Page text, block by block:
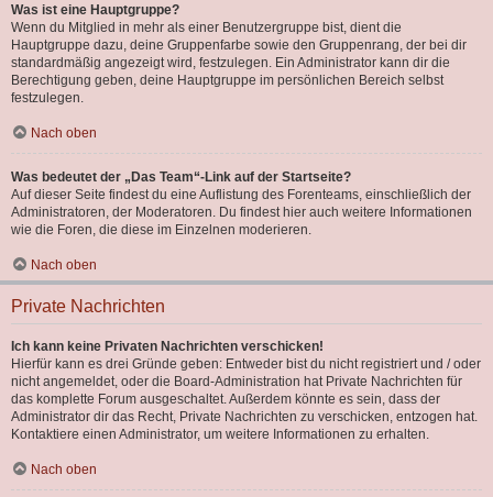
Was ist eine Hauptgruppe?
Wenn du Mitglied in mehr als einer Benutzergruppe bist, dient die
Hauptgruppe dazu, deine Gruppenfarbe sowie den Gruppenrang, der bei dir
standardmäßig angezeigt wird, festzulegen. Ein Administrator kann dir die
Berechtigung geben, deine Hauptgruppe im persönlichen Bereich selbst
festzulegen.
Nach oben
Was bedeutet der „Das Team“-Link auf der Startseite?
Auf dieser Seite findest du eine Auflistung des Forenteams, einschließlich der
Administratoren, der Moderatoren. Du findest hier auch weitere Informationen
wie die Foren, die diese im Einzelnen moderieren.
Nach oben
Private Nachrichten
Ich kann keine Privaten Nachrichten verschicken!
Hierfür kann es drei Gründe geben: Entweder bist du nicht registriert und / oder
nicht angemeldet, oder die Board-Administration hat Private Nachrichten für
das komplette Forum ausgeschaltet. Außerdem könnte es sein, dass der
Administrator dir das Recht, Private Nachrichten zu verschicken, entzogen hat.
Kontaktiere einen Administrator, um weitere Informationen zu erhalten.
Nach oben